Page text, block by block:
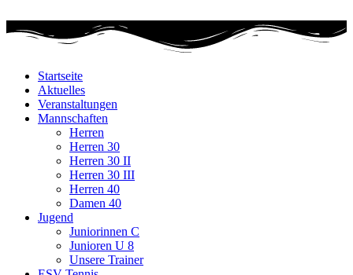
wechseln
Startseite
Aktuelles
Veranstaltungen
Mannschaften
Herren
Herren 30
Herren 30 II
Herren 30 III
Herren 40
Damen 40
Jugend
Juniorinnen C
Junioren U 8
Unsere Trainer